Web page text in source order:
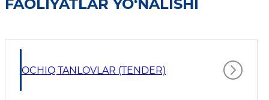
FAOLIYATLAR YO‘NALISHI
OCHIQ TANLOVLAR (TENDER)